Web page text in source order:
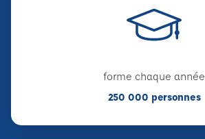
forme chaque année
250 000 personnes